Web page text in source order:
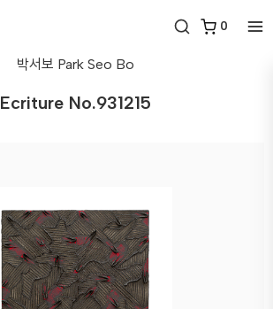
0
박서보 Park Seo Bo
Ecriture No.931215